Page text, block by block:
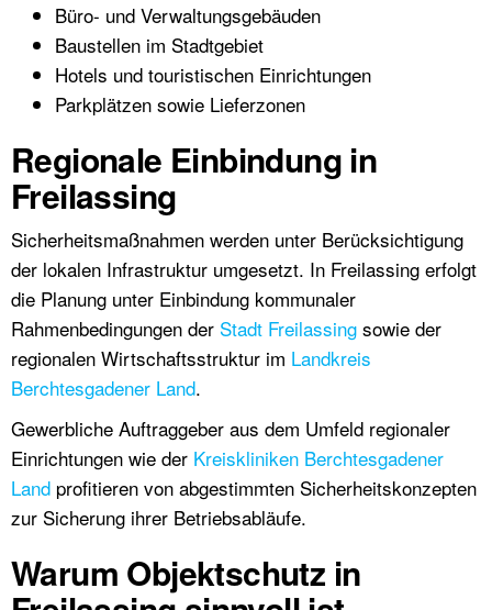
Büro- und Verwaltungsgebäuden
Baustellen im Stadtgebiet
Hotels und touristischen Einrichtungen
Parkplätzen sowie Lieferzonen
Regionale Einbindung in
Freilassing
Sicherheitsmaßnahmen werden unter Berücksichtigung
der lokalen Infrastruktur umgesetzt. In Freilassing erfolgt
die Planung unter Einbindung kommunaler
Rahmenbedingungen der Stadt Freilassing sowie der
regionalen Wirtschaftsstruktur im Landkreis
Berchtesgadener Land.
Gewerbliche Auftraggeber aus dem Umfeld regionaler
Einrichtungen wie der Kreiskliniken Berchtesgadener
Land profitieren von abgestimmten Sicherheitskonzepten
zur Sicherung ihrer Betriebsabläufe.
Warum Objektschutz in